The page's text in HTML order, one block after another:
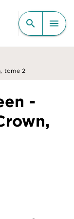
search menu
tome 2
-